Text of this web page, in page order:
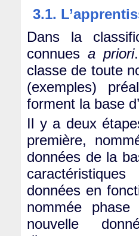
3.1.
Dans la
connues a priori
classe de toute
(exemples)
forment la base
Il y a deux
première,
données de la
données en
nommée
nouvelle